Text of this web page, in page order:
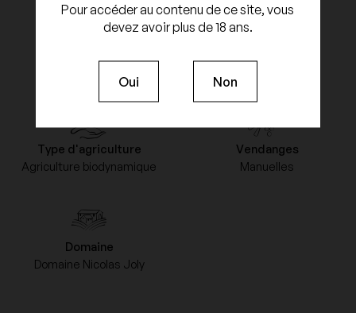
Pour accéder au contenu de ce site, vous
devez avoir plus de 18 ans.
Oui Non
Type d'agriculture
Agriculture biodynamique
Vendanges
Manuelles
Domaine
Domaine Nicolas Joly